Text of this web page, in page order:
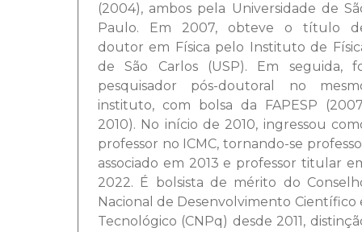
(2004), ambos pela Universidade de
Paulo. Em 2007, obteve o título
doutor em Física pelo Instituto de
de São Carlos (USP). Em seguida,
pesquisador pós-doutoral no
instituto, com bolsa da FAPESP
2010). No início de 2010, ingressou
professor no ICMC, tornando-se
associado em 2013 e professor titular
2022. É bolsista de mérito do
Nacional de Desenvolvimento Científico
Tecnológico (CNPq) desde 2011,